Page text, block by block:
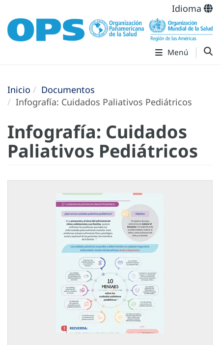
Idioma
Menú
Inicio
Documentos
Infografía: Cuidados Paliativos Pediátricos
Infografía: Cuidados
Paliativos Pediátricos